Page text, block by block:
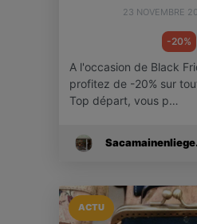
23 NOVEMBRE
-20%
A l'occasion de Black
profitez de -20% sur
Top départ, vous p…
ACTU